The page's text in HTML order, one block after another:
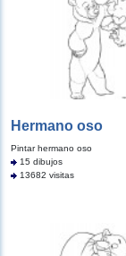
Hermano oso
Pintar hermano oso
15 dibujos
13682 visitas